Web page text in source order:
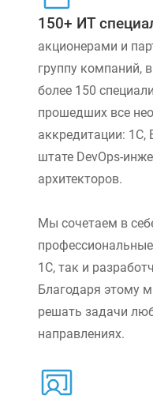
150+ ИТ
акционерами и
группу компаний,
более 150
прошедших все
аккредитации: 1С,
штате DevOps-
архитекторов.
Мы сочетаем в
1С, так и
Благодаря этому
решать задачи
направлениях.